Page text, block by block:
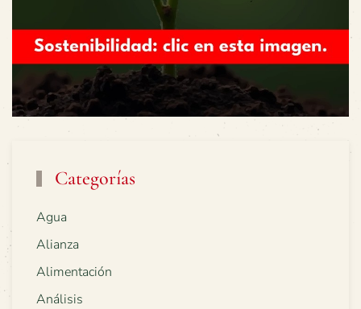
Categorías
Agua
Alianza
Alimentación
Análisis